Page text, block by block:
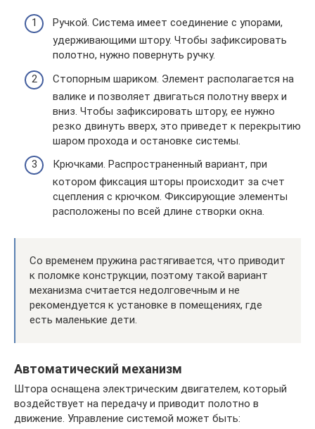
Ручкой. Система имеет соединение с упорами,
удерживающими штору. Чтобы зафиксировать
полотно, нужно повернуть ручку.
Стопорным шариком. Элемент располагается на
валике и позволяет двигаться полотну вверх и
вниз. Чтобы зафиксировать штору, ее нужно
резко двинуть вверх, это приведет к перекрытию
шаром прохода и остановке системы.
Крючками. Распространенный вариант, при
котором фиксация шторы происходит за счет
сцепления с крючком. Фиксирующие элементы
расположены по всей длине створки окна.
Со временем пружина растягивается, что приводит
к поломке конструкции, поэтому такой вариант
механизма считается недолговечным и не
рекомендуется к установке в помещениях, где
есть маленькие дети.
Автоматический механизм
Штора оснащена электрическим двигателем, который
воздействует на передачу и приводит полотно в
движение. Управление системой может быть: